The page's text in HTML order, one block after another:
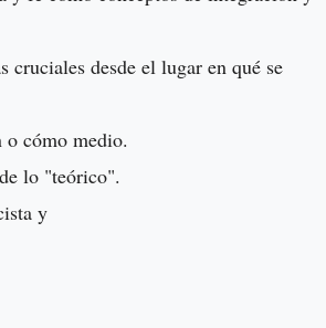
cruciales desde el lugar en qué se
o cómo medio.
lo "teórico".
y